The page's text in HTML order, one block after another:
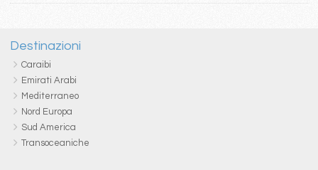
Destinazioni
Caraibi
Emirati Arabi
Mediterraneo
Nord Europa
Sud America
Transoceaniche